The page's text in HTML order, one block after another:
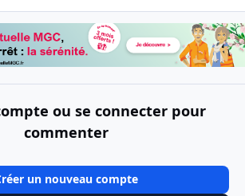
ou se connecter pour
commenter
un nouveau compte